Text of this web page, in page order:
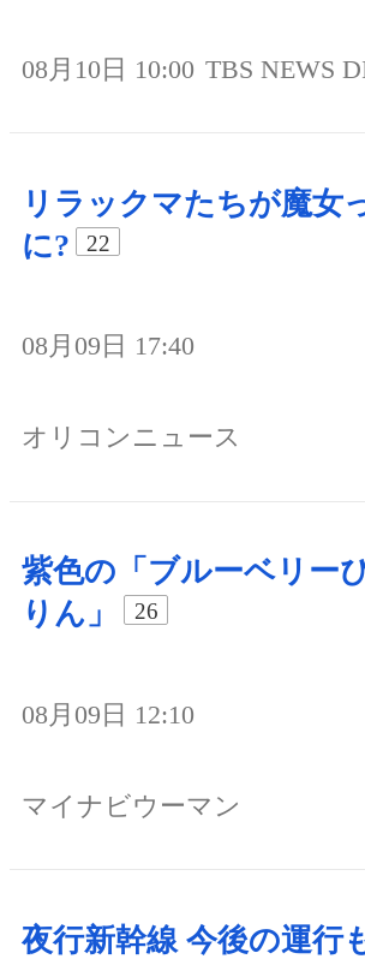
08月10日 10:00 TBS NEWS
リラックマたちが魔女
に?
22
08月09日 17:40
オリコンニュース
紫色の「ブルーベリー
りん」
26
08月09日 12:10
マイナビウーマン
夜行新幹線 今後の運行